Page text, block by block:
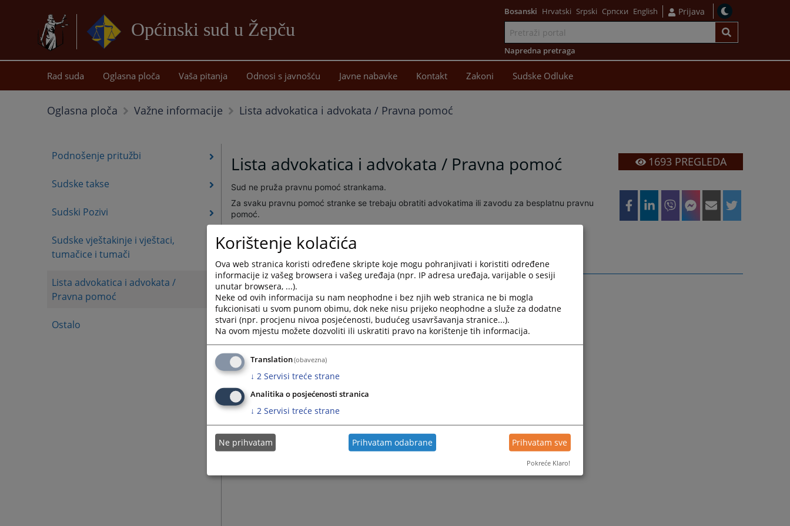
Općinski sud u Žepču
sadržaj
Bosanski Hrvatski Srpski Српски English Prijava
Napredna pretraga
Rad suda Oglasna ploča Vaša pitanja Odnosi s javnošću Javne nabavke Kontakt Zakoni Sudske Odluke
Oglasna ploča Važne informacije Lista advokatica i advokata / Pravna pomoć
Podnošenje pritužbi
Sudske takse
Sudski Pozivi
Sudske vještakinje i vještaci,
tumačice i tumači
Lista advokatica i advokata /
Pravna pomoć
Ostalo
Lista advokatica i advokata / Pravna pomoć
Sud ne pruža pravnu pomoć strankama.
Za svaku pravnu pomoć stranke se trebaju obratiti advokatima ili zavodu za besplatnu pravnu
pomoć.
Link za besplatnu pravnu pomoć:
1693PREGLEDA
Korištenje kolačića
Ova web stranica koristi određene skripte koje mogu pohranjivati i koristiti određene
informacije iz vašeg browsera i vašeg uređaja (npr. IP adresa uređaja, varijable o sesiji
unutar browsera, ...).
Neke od ovih informacija su nam neophodne i bez njih web stranica ne bi mogla
fukcionisati u svom punom obimu, dok neke nisu prijeko neophodne a služe za dodatne
stvari (npr. procjenu nivoa posjećenosti, budućeg usavršavanja stranice...).
Na ovom mjestu možete dozvoliti ili uskratiti pravo na korištenje tih informacija.
Translation(obavezna)
↓ 2 Servisi treće strane
Analitika o posjećenosti stranica
↓ 2 Servisi treće strane
Ne prihvatam Prihvatam odabrane Prihvatam sve
Pokreće Klaro!